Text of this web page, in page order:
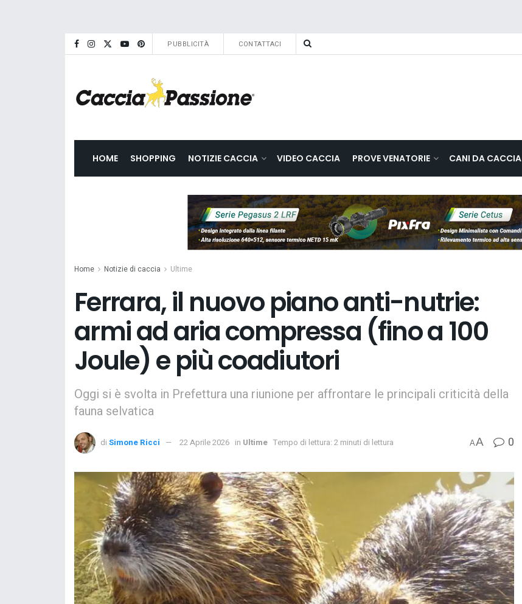
PUBBLICITÀ CONTATTACI
HOME SHOPPING NOTIZIE CACCIA VIDEO CACCIA PROVE VENATORIE CANI DA CACCIA
Home Notizie di caccia Ultime
Ferrara, il nuovo piano anti-nutrie:
armi ad aria compressa (fino a 100
Joule) e più coadiutori
Oggi si è svolta in Prefettura una riunione per affrontare le principali criticità della
fauna selvatica
di Simone Ricci 22 Aprile 2026 in Ultime Tempo di lettura: 2 minuti di lettura AA 0